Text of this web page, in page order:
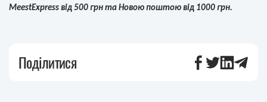
MeestExpress від 500 грн та Новою поштою від 1000 грн.
Поділитися